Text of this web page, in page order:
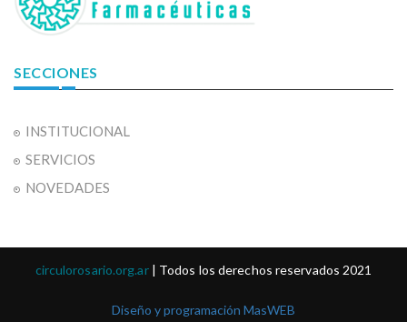
SECCIONES
INSTITUCIONAL
SERVICIOS
NOVEDADES
circulorosario.org.ar| Todos los derechos reservados 2021
Diseño y programación MasWEB